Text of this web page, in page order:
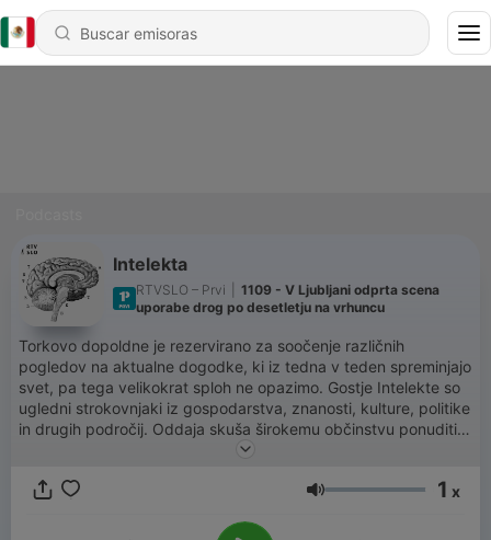
Intelekta
RTVSLO – Prvi
1109 - V Ljubljani odprta scena
uporabe drog po desetletju na vrhuncu
Torkovo dopoldne je rezervirano za soočenje različnih
pogledov na aktualne dogodke, ki iz tedna v teden spreminjajo
svet, pa tega velikokrat sploh ne opazimo. Gostje Intelekte so
ugledni strokovnjaki iz gospodarstva, znanosti, kulture, politike
in drugih področij. Oddaja skuša širokemu občinstvu ponuditi
kritično mnenje o ključnih dejavnikih globalnega in lokalnega
Volumen 1 x